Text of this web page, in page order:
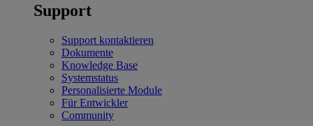
Support
Support kontaktieren
Dokumente
Knowledge Base
Systemstatus
Personalisierte Module
Für Entwickler
Community